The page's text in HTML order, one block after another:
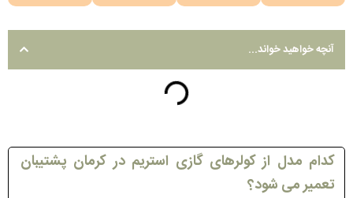
آنچه خواهید خواند...
کدام مدل از کولرهای گازی استریم در کرمان پشتیبان
تعمیر می شود؟